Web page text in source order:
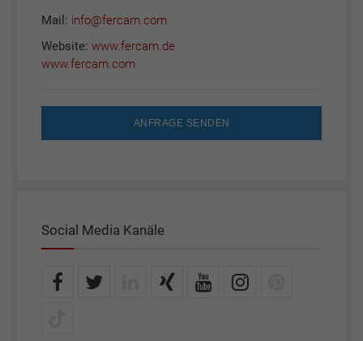
Mail: info@fercam.com
Website: www.fercam.de
www.fercam.com
ANFRAGE SENDEN
Social Media Kanäle